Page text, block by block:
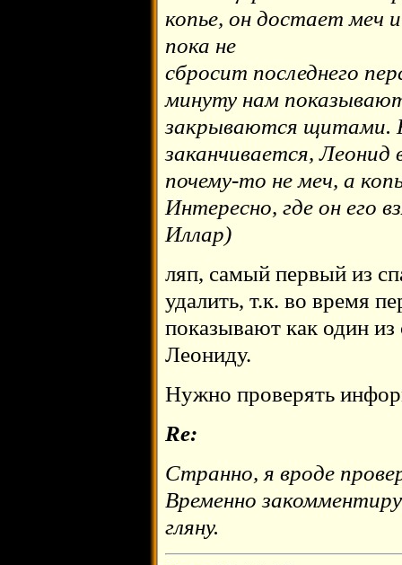
копье, он достает меч
пока не
сбросит последнего
минуту нам
закрываются щитами.
заканчивается, Леонид
почему-то не меч, а
Интересно, где он его
Иллар)
ляп, самый первый из
удалить, т.к. во время
показывают как один из
Леониду.
Нужно проверять
Re:
Странно, я вроде
Временно
гляну.